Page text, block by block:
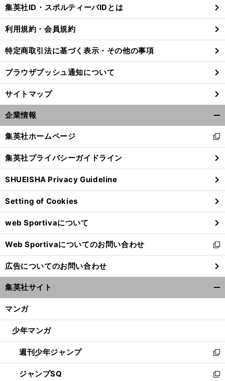
前
る
集英社ID・スポルティーバIDとは
利用規約・会員規約
特定商取引法に基づく表示・その他の事項
ブラウザプッシュ通知について
サイトマップ
企業情報
閉
る
集英社ホームページ
新
し
い
ウ
ィ
ン
ド
ウ
で
開
く
集英社プライバシーガイドライン
SHUEISHA Privacy Guideline
Setting of Cookies
web Sportivaについて
Web Sportivaについてのお問い合わせ
新
し
い
ウ
ィ
ン
ウ
開
く
広告についてのお問い合わせ
集英社サイト
マンガ
少年マンガ
週刊少年ジャンプ
新
し
い
ジャンプSQ
新